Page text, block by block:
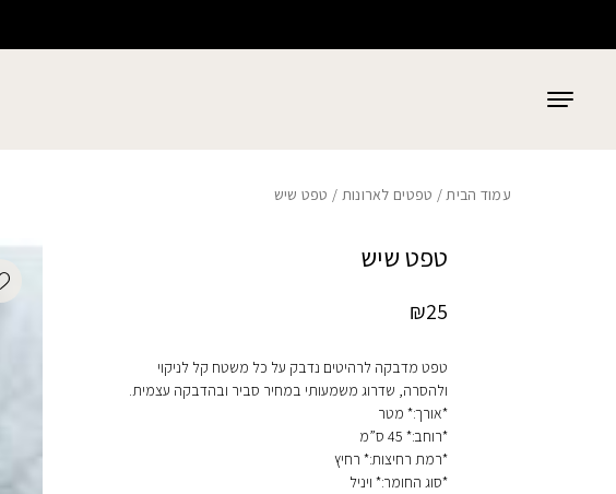
עמוד הבית/ טפטים לארונות / טפט שיש
טפט שיש
₪25
טפט מדבקה לרהיטים נדבק על כל משטח קל לניקוי
ולהסרה, שדרוג משמעותי במחיר סביר ובהדבקה עצמית.
*אורך:* מטר
*רוחב:* 45 ס”מ
*רמת רחיצות:* רחיץ
*סוג החומר:* ויניל